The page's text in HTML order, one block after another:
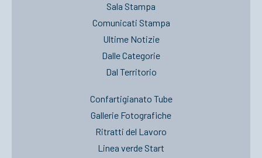
Sala Stampa
Comunicati Stampa
Ultime Notizie
Dalle Categorie
Dal Territorio
Confartigianato Tube
Gallerie Fotografiche
Ritratti del Lavoro
Linea verde Start